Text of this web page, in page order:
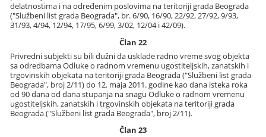
delatnostima i na određenim poslovima na teritoriji grada Beograda
("Službeni list grada Beograda", br. 6/90, 16/90, 22/92, 27/92, 9/93,
31/93, 4/94, 12/94, 17/95, 6/99, 3/02, 12/04 i 42/09).
Član 22
Privredni subjekti su bili dužni da usklade radno vreme svog objekta
sa odredbama Odluke o radnom vremenu ugostiteljskih, zanatskih i
trgovinskih objekata na teritoriji grada Beograda ("Službeni list grada
Beograda", broj 2/11) do 12. maja 2011. godine kao dana isteka roka
od 90 dana od dana stupanja na snagu Odluke o radnom vremenu
ugostiteljskih, zanatskih i trgovinskih objekata na teritoriji grada
Beograda ("Službeni list grada Beograda", broj 2/11).
Član 23